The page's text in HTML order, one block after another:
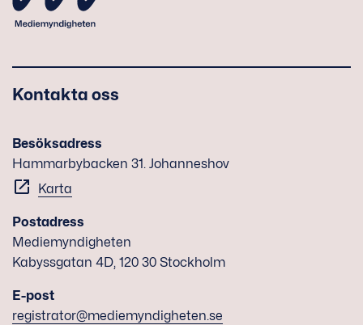
Kontakta oss
Besöksadress
Hammarbybacken 31. Johanneshov
Karta
Postadress
Mediemyndigheten
Kabyssgatan 4D, 120 30 Stockholm
E-post
registrator@mediemyndigheten.se